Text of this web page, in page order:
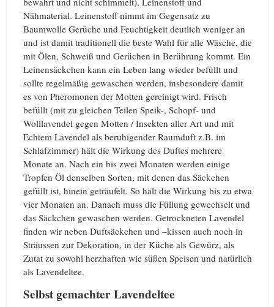
Nähmaterial. Leinenstoff nimmt im Gegensatz zu
Baumwolle Gerüche und Feuchtigkeit deutlich weniger an
und ist damit traditionell die beste Wahl für alle Wäsche, die
mit Ölen, Schweiß und Gerüchen in Berührung kommt. Ein
Leinensäckchen kann ein Leben lang wieder befüllt und
sollte regelmäßig gewaschen werden, insbesondere damit
es von Pheromonen der Motten gereinigt wird. Frisch
befüllt (mit zu gleichen Teilen Speik-, Schopf- und
Wolllavendel gegen Motten / Insekten aller Art und mit
Echtem Lavendel als beruhigender Raumduft z.B. im
Schlafzimmer) hält die Wirkung des Duftes mehrere
Monate an. Nach ein bis zwei Monaten werden einige
Tropfen Öl denselben Sorten, mit denen das Säckchen
gefüllt ist, hinein geträufelt. So hält die Wirkung bis zu etwa
vier Monaten an. Danach muss die Füllung gewechselt und
das Säckchen gewaschen werden. Getrockneten Lavendel
finden wir neben Duftsäckchen und –kissen auch noch in
Sträussen zur Dekoration, in der Küche als Gewürz, als
Zutat zu sowohl herzhaften wie süßen Speisen und natürlich
als Lavendeltee.
Selbst gemachter Lavendeltee